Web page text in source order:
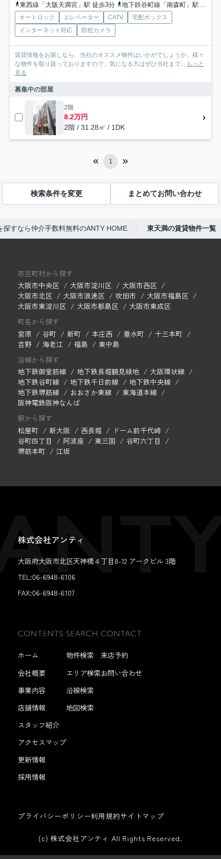
東西線「大阪天満宮」駅 徒歩3分
地下鉄谷町線「南森町」駅 徒歩5分
オートロック エレベーター CATV
宅配ボックス
インターネット対応
防犯カメラ
賃貸情報をお探しなら、当社のオススメ物件はいかがでしょうか。様々
な物件を取り扱っておりますので、気になる方はぜひ当社まで... もっと
見る
募集中の部屋
2階
8.2万円
2階 / 31.28㎡ / 1DK
1
検索条件を変更 まとめてお問い合わせ
探すなら仲介手数料無料のANTY HOME 東天満の賃貸物件一覧
市区町村から探す
大阪市中央区
大阪市淀川区
大阪市西区
大阪市北区
大阪市浪速区 吹田市
大阪市福島区
大阪市東淀川区
大阪市都島区
大阪市東成区
町名から探す
宮原
谷町 新町 本庄西 垂水町
十三本町
吉野
海老江 福島
東中島
沿線から探す
地下鉄御堂筋線
地下鉄長堀鶴見緑地
大阪環状線
地下鉄谷町線
地下鉄千日前線
地下鉄中央線
地下鉄堺筋線
おおさか東線
東海道本線
阪神電鉄阪神なんば
駅から探す
松屋町
新大阪 西長堀
ドーム前千代崎
谷町四丁目
阿波座 東三国
谷町六丁目
堺筋本町
江坂
株式会社アンティ
大阪府大阪市北区天神橋４丁目8-12 アークビル 3階
TEL:06-6948-6106
FAX:06-6948-6107
ホーム
会社概要
事業内容
店舗情報
スタッフ紹介
アクセスマップ
更新情報
採用情報
物件検索
エリア検索
沿線検索
地図検索
来店予約
お問い合わせ
プライバシーポリシー利用規約サイトマップ
(c) 株式会社アンティ All Rights Reserved.